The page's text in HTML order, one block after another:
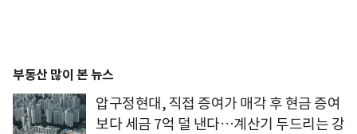
부동산 많이 본 뉴스
압구정현대, 직접 증여가 매각 후 현금 증여
보다 세금 7억 덜 낸다…계산기 두드리는 강